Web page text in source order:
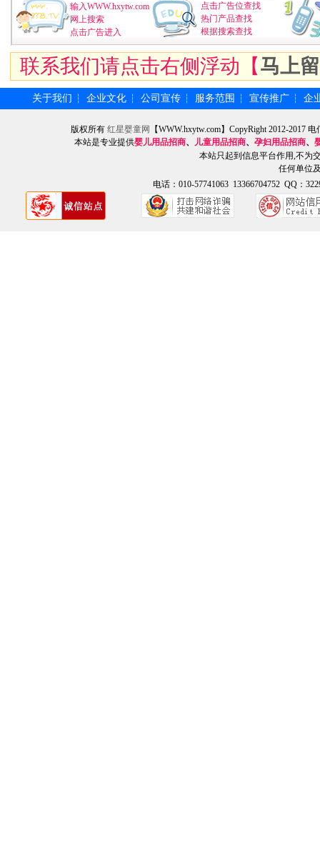
输入WWW.hxytw.com
网上搜索
点击广告进入
点击广告位查找
热门产品查找
根据搜索查找
联系我们请点击右侧浮动【马上
关于我们 ┆ 企业文化 ┆ 公司宣传 ┆ 服务范围 ┆ 宣传推广 ┆ 企
版权所有 红星婴童网
【WWW.hxytw.com】CopyRight 2012-2017
本站是专业提供婴儿用品招商、 儿童用品招商、 孕妇用品招商、
本站只起到信息平台作用,不为
任何单位
电话：010-57741063 13366704752 QQ：